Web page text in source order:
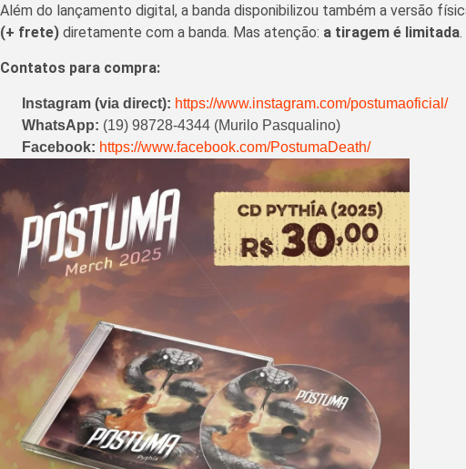
Além do lançamento digital, a banda disponibilizou também a versão
(+ frete) diretamente com a banda. Mas atenção: a tiragem é limitada.
Contatos para compra:
Instagram (via direct): https://www.instagram.com/postumaoficial/
WhatsApp: (19) 98728-4344 (Murilo Pasqualino)
Facebook: https://www.facebook.com/PostumaDeath/